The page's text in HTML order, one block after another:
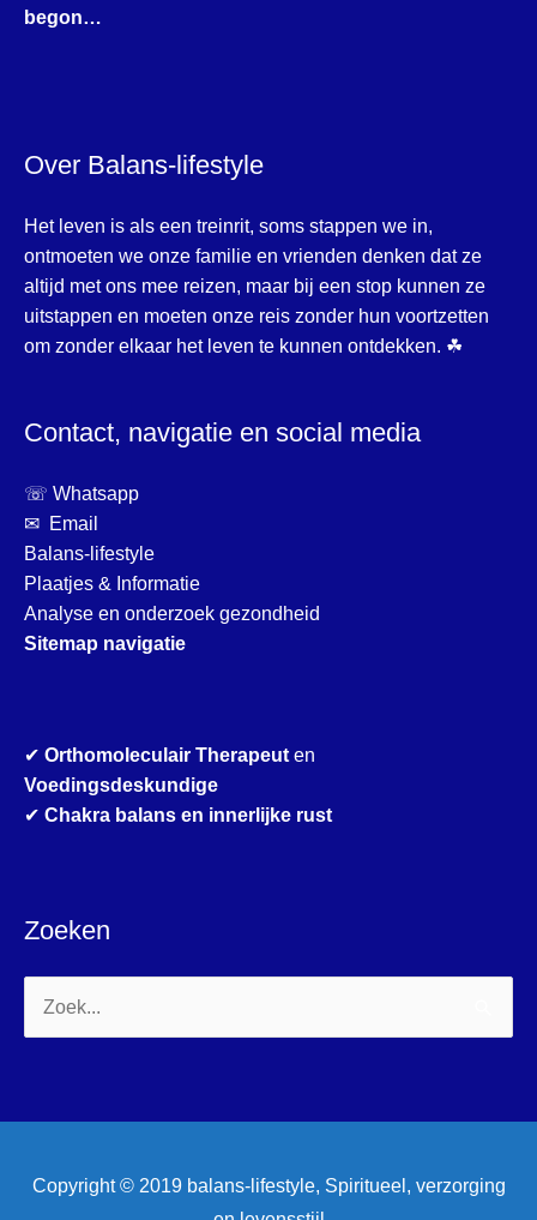
begon…
Over Balans-lifestyle
Het leven is als een treinrit, soms stappen we in,
ontmoeten we onze familie en vrienden denken dat ze
altijd met ons mee reizen, maar bij een stop kunnen ze
uitstappen en moeten onze reis zonder hun voortzetten
om zonder elkaar het leven te kunnen ontdekken. ☘
Contact, navigatie en social media
☏ Whatsapp
✉ Email
Balans-lifestyle
Plaatjes & Informatie
Analyse en onderzoek gezondheid
Sitemap navigatie
✔ Orthomoleculair Therapeut en
Voedingsdeskundige
✔ Chakra balans en innerlijke rust
Zoeken
Zoek
naar:
Copyright © 2019 balans-lifestyle, Spiritueel, verzorging